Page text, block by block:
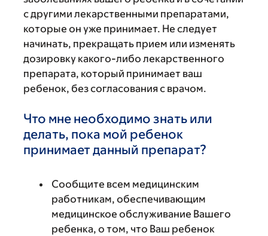
с другими лекарственными препаратами,
которые он уже принимает. Не следует
начинать, прекращать прием или изменять
дозировку какого-либо лекарственного
препарата, который принимает ваш
ребенок, без согласования с врачом.
Что мне необходимо знать или
делать, пока мой ребенок
принимает данный препарат?
Сообщите всем медицинским
работникам, обеспечивающим
медицинское обслуживание Вашего
ребенка, о том, что Ваш ребенок